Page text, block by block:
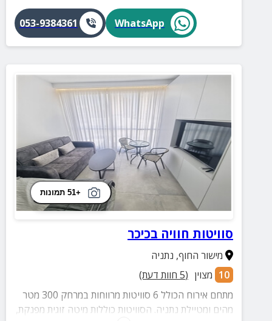
WhatsApp
053-9384361
+51 תמונות
סוויטות חוויה בכיכר
מישור החוף, נתניה
10 מצוין (
5 חוות דעת)
מתחם אירוח הכולל 6 סוויטות מרווחות במרחק 300 מטר
מהים ומטיילת נתניה. הסוויטות כוללות מיטה זוגית מפנקת,